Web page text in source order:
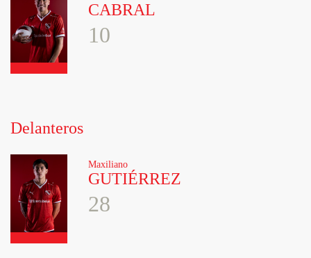
CABRAL
10
Delanteros
Maxiliano
GUTIÉRREZ
28